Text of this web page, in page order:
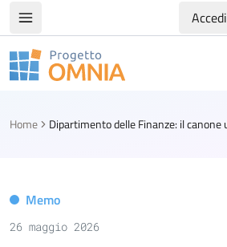
Apri/chiudi menù di navigazioneAccedi
Progetto Omnia
Home
Memo
26 maggio 2026